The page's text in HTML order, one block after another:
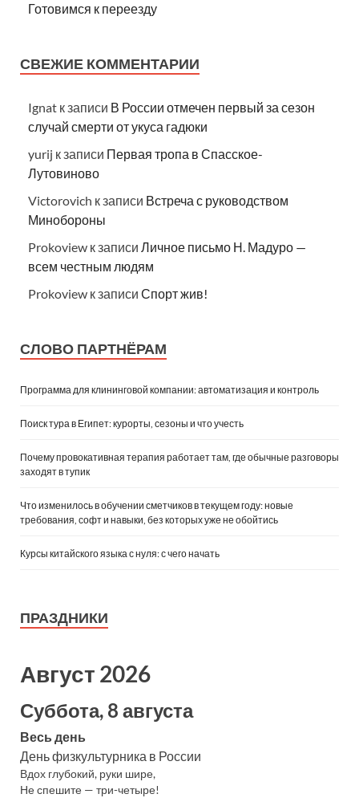
Готовимся к переезду
СВЕЖИЕ КОММЕНТАРИИ
Ignat к записи В России отмечен первый за сезон
случай смерти от укуса гадюки
yurij к записи Первая тропа в Спасское-
Лутовиново
Victorovich к записи Встреча с руководством
Минобороны
Prokoview к записи Личное письмо Н. Мадуро —
всем честным людям
Prokoview к записи Спорт жив!
СЛОВО ПАРТНЁРАМ
Программа для клининговой компании: автоматизация и контроль
Поиск тура в Египет: курорты, сезоны и что учесть
Почему провокативная терапия работает там, где обычные разговоры
заходят в тупик
Что изменилось в обучении сметчиков в текущем году: новые
требования, софт и навыки, без которых уже не обойтись
Курсы китайского языка с нуля: с чего начать
ПРАЗДНИКИ
Август 2026
Суббота, 8 августа
Весь день
День физкультурника в России
Вдох глубокий, руки шире,
Не спешите — три-четыре!